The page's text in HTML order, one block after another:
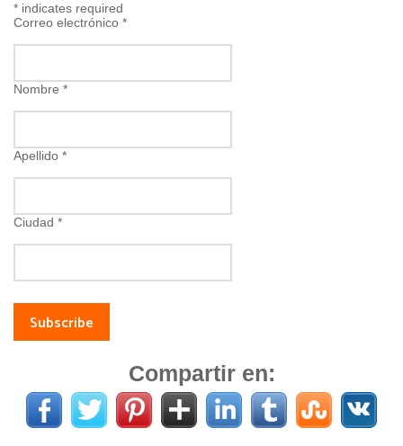
* indicates required
Correo electrónico *
Nombre *
Apellido *
Ciudad *
Compartir en: